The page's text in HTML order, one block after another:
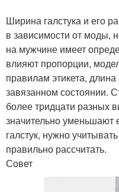
Ширина галстука и его
в зависимости от моды,
на мужчине имеет
влияют пропорции,
правилам этикета,
завязанном состоянии.
более тридцати разных
значительно уменьшают
галстук, нужно
правильно рассчитать.
Совет